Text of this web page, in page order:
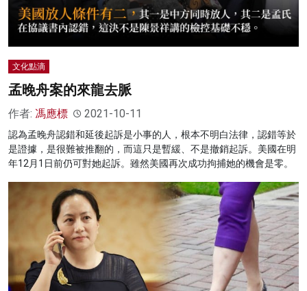
文化點滴
孟晚舟案的來龍去脈
作者: 馮應標 2021-10-11
認為孟晚舟認錯和延後起訴是小事的人，根本不明白法律，認錯等於
是證據，是很難被推翻的，而這只是暫緩、不是撤銷起訴。美國在明
年12月1日前仍可對她起訴。雖然美國再次成功拘捕她的機會是零。